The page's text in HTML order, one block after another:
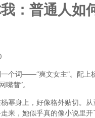
：普通人如
个词——“爽文女主”。配上
嘴替”。
幂身上，好像格外贴切。
来，她似乎真的像小说里